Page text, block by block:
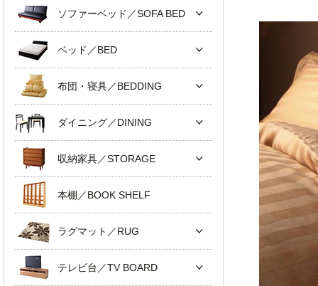
ソファーベッド／SOFA BED
ベッド／BED
布団・寝具／BEDDING
ダイニング／DINING
収納家具／STORAGE
本棚／BOOK SHELF
ラグマット／RUG
テレビ台／TV BOARD